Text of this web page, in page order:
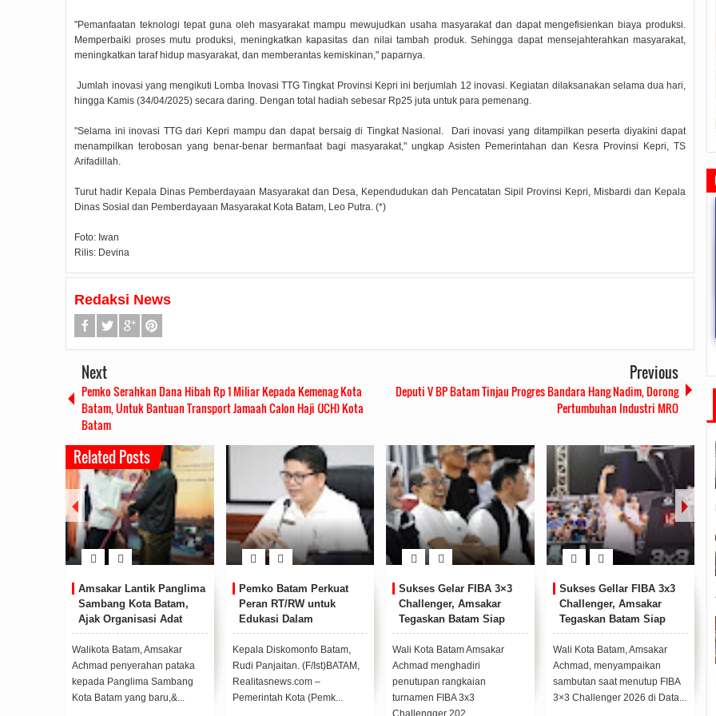
"Pemanfaatan teknologi tepat guna oleh masyarakat mampu mewujudkan usaha masyarakat dan dapat mengefisienkan biaya produksi.
Memperbaiki proses mutu produksi, meningkatkan kapasitas dan nilai tambah produk. Sehingga dapat mensejahterahkan masyarakat,
meningkatkan taraf hidup masyarakat, dan memberantas kemiskinan," paparnya.
Jumlah inovasi yang mengikuti Lomba Inovasi TTG Tingkat Provinsi Kepri ini berjumlah 12 inovasi. Kegiatan dilaksanakan selama dua hari,
hingga Kamis (34/04/2025) secara daring. Dengan total hadiah sebesar Rp25 juta untuk para pemenang.
"Selama ini inovasi TTG dari Kepri mampu dan dapat bersaig di Tingkat Nasional. Dari inovasi yang ditampilkan peserta diyakini dapat
menampilkan terobosan yang benar-benar bermanfaat bagi masyarakat," ungkap Asisten Pemerintahan dan Kesra Provinsi Kepri, TS
Arifadillah.
Turut hadir Kepala Dinas Pemberdayaan Masyarakat dan Desa, Kependudukan dah Pencatatan Sipil Provinsi Kepri, Misbardi dan Kepala
Dinas Sosial dan Pemberdayaan Masyarakat Kota Batam, Leo Putra. (*)
Foto: Iwan
Rilis: Devina
Redaksi News
Next
Pemko Serahkan Dana Hibah Rp 1 Miliar Kepada Kemenag Kota
Batam, Untuk Bantuan Transport Jamaah Calon Haji (JCH) Kota
Batam
Previous
Deputi V BP Batam Tinjau Progres Bandara Hang Nadim, Dorong
Pertumbuhan Industri MRO
Related Posts
Amsakar Lantik Panglima
Sambang Kota Batam,
Ajak Organisasi Adat
Perkuat Persatuan
Walikota Batam, Amsakar
Achmad penyerahan pataka
kepada Panglima Sambang
Kota Batam yang baru,&...
Pemko Batam Perkuat
Peran RT/RW untuk
Edukasi Dalam
Kepatuhan Bayar Pajak
Kendaraan Bermotor
Kepala Diskomonfo Batam,
Rudi Panjaitan. (F/Ist)BATAM,
Realitasnews.com –
Pemerintah Kota (Pemk...
Sukses Gelar FIBA 3×3
Challenger, Amsakar
Tegaskan Batam Siap
Jadi Pusat Sport Tourism
Wali Kota Batam Amsakar
Achmad menghadiri
penutupan rangkaian
turnamen FIBA 3x3
Sukses Gellar FIBA 3x3
Challenger, Amsakar
Tegaskan Batam Siap
Jadi Pusat Sport Tourism
Wali Kota Batam, Amsakar
Achmad, menyampaikan
sambutan saat menutup FIBA
3×3 Challenger 2026 di Data...
2019/05/140 Comments